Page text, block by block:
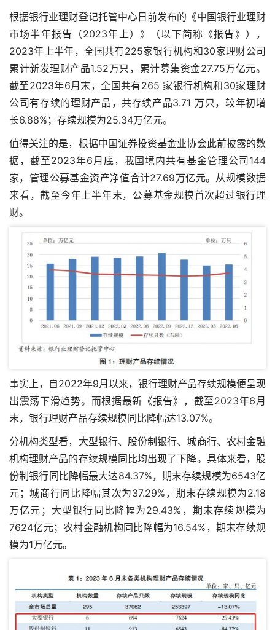
根据银行业理财登记托管中心日前发布的《中国银行业理财
市场半年报告（2023年上）》（以下简称《报告》），
2023年上半年，全国共有225家银行机构和30家理财公司
累计新发理财产品1.52万只，累计募集资金27.75万亿元。
截至2023年6月末，全国共有265 家银行机构和30家理财
公司有存续的理财产品，共存续产品3.71 万只，较年初增
长6.88%；存续规模为25.34万亿元。
值得关注的是，根据中国证券投资基金业协会此前披露的数
据，截至2023年6月底，我国境内共有基金管理公司144
家，管理公募基金资产净值合计27.69万亿元。从规模数据
来看，截至今年上半年末，公募基金规模首次超过银行理
财。
事实上，自2022年9月以来，银行理财产品存续规模便呈现
出震荡下滑趋势。而根据最新《报告》，截至2023年6月
末，银行理财产品存续规模同比降幅达13.07%。
分机构类型看，大型银行、股份制银行、城商行、农村金融
机构理财产品的存续规模同比均出现了下降。具体来看，股
份制银行同比降幅最大达84.37%，期末存续规模为6543亿
元；城商行同比降幅其次为37.29%，期末存续规模为2.18
万亿元；大型银行同比降幅为29.43%，期末存续规模为
7624亿元；农村金融机构同比降幅为16.54%，期末存续规
模为1万亿元。